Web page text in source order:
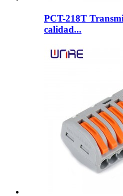
PCT-218T
calidad...